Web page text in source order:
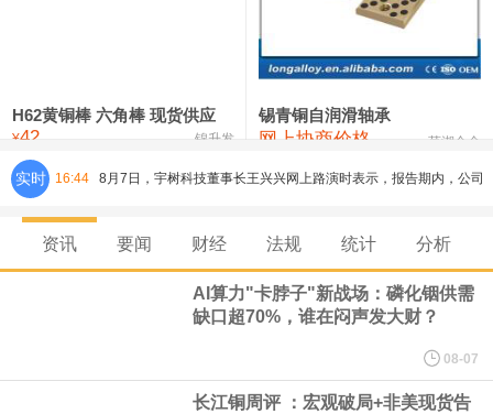
24,400
氯化镍 38,300—40,300 39,300 0
H62黄铜棒 六角棒 现货供应
¥42 锦升发
锡青铜自润滑轴承
网上协商价格 芜湖合金
实时 16:44 8月7日，宇树科技董事长王兴兴网上路演时表示，报告期内，公司
研发费用金额分别为4,995.18万元、7,001.70万元、14,496.56万
元，最近3年复合增长率达70.36%，呈快速增长趋势，并形成多项
（含境内发明专利20项）。
资讯 要闻 财经 法规 统计 分析
AI算力"卡脖子"新战场：磷化铟供需
缺口超70%，谁在闷声发大财？
08-07
长江铜周评 ：宏观破局+非美现货告